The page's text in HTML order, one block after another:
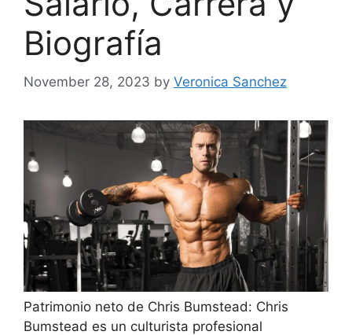
Biografía
November 28, 2023 by Veronica Sanchez
Patrimonio neto de Chris Bumstead: Chris
Bumstead es un culturista profesional